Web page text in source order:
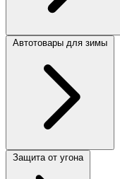
Автотовары для зимы
Защита от угона